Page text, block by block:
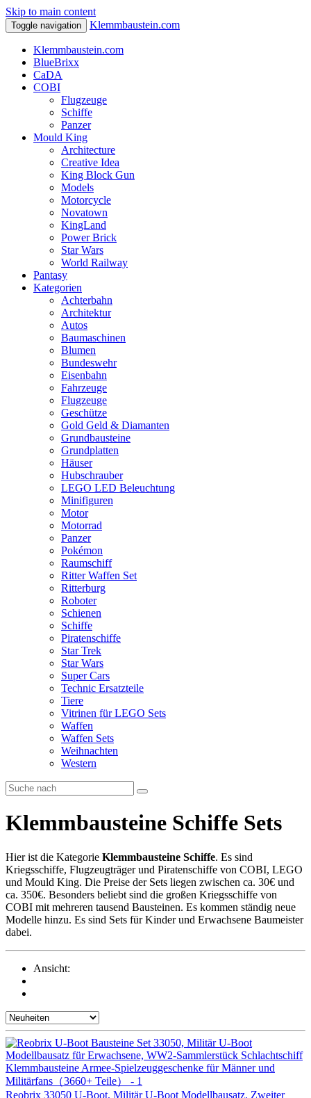
Skip to main content
Toggle navigation Klemmbaustein.com
Klemmbaustein.com
BlueBrixx
CaDA
COBI
Flugzeuge
Schiffe
Panzer
Mould King
Architecture
Creative Idea
King Block Gun
Models
Motorcycle
Novatown
KingLand
Power Brick
Star Wars
World Railway
Pantasy
Kategorien
Achterbahn
Architektur
Autos
Baumaschinen
Blumen
Bundeswehr
Eisenbahn
Fahrzeuge
Flugzeuge
Geschütze
Gold Geld & Diamanten
Grundbausteine
Grundplatten
Häuser
Hubschrauber
LEGO LED Beleuchtung
Minifiguren
Motor
Motorrad
Panzer
Pokémon
Raumschiff
Ritter Waffen Set
Ritterburg
Roboter
Schienen
Schiffe
Piratenschiffe
Star Trek
Star Wars
Super Cars
Technic Ersatzteile
Tiere
Vitrinen für LEGO Sets
Waffen
Waffen Sets
Weihnachten
Western
Klemmbausteine Schiffe Sets
Hier ist die Kategorie Klemmbausteine Schiffe. Es sind
Kriegsschiffe, Flugzeugträger und Piratenschiffe von COBI, LEGO
und Mould King. Die Preise der Sets liegen zwischen ca. 30€ und
ca. 350€. Besonders beliebt sind die großen Kriegsschiffe von
COBI mit mehreren tausend Bausteinen. Es kommen ständig neue
Modelle hinzu. Es sind Sets für Kinder und Erwachsene Baumeister
dabei.
Ansicht:
Reobrix 33050 U-Boot, Militär U-Boot Modellbausatz, Zweiter